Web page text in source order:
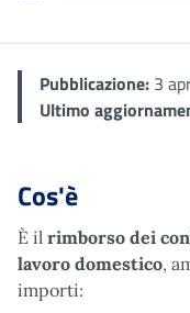
Pubblicazione: 3
Ultimo
Cos'è
È il rimborso dei
lavoro domestico,
importi: